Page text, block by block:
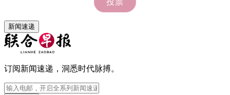
新闻速递
订阅新闻速递，洞悉时代脉搏。